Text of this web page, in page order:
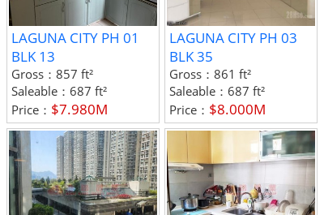
LAGUNA CITY PH 01
BLK 13
Gross： 857 ft²
Saleable： 687 ft²
Price： $7.980M
LAGUNA CITY PH 03
BLK 35
Gross： 861 ft²
Saleable： 687 ft²
Price： $8.000M